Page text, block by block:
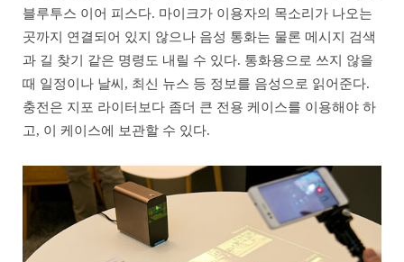
블루투스 이어 피스다. 마이크가 이용자의 목소리가 나오는
곳까지 연결되어 있지 않으나 음성 통화는 물론 메시지 검색
과 길 찾기 같은 명령도 내릴 수 있다. 통화용으로 쓰지 않을
때 일정이나 날씨, 최신 뉴스 등 정보를 음성으로 읽어준다.
충전은 지포 라이터보다 좀더 큰 전용 케이스를 이용해야 하
고, 이 케이스에 보관할 수 있다.